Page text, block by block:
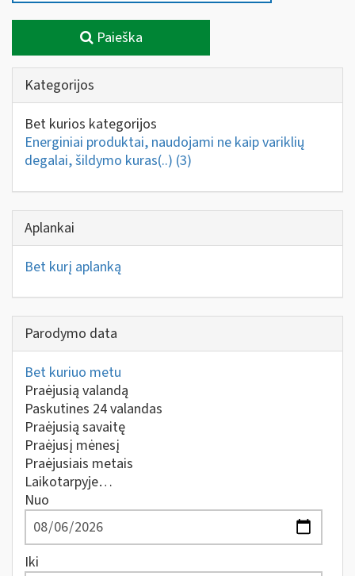
Paieška
Kategorijos
Bet kurios kategorijos
Energiniai produktai, naudojami ne kaip variklių
degalai, šildymo kuras(..) (3)
Aplankai
Bet kurį aplanką
Parodymo data
Bet kuriuo metu
Praėjusią valandą
Paskutines 24 valandas
Praėjusią savaitę
Praėjusį mėnesį
Praėjusiais metais
Laikotarpyje…
Nuo
Iki